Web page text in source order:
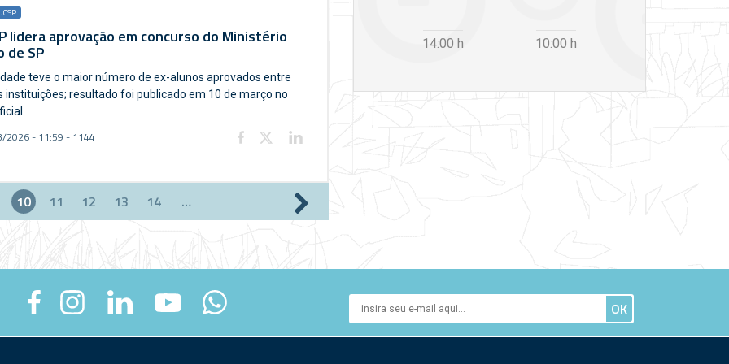
lidera aprovação em concurso do Ministério
de SP
teve o maior número de ex-alunos aprovados entre
instituições; resultado foi publicado em 10 de março no
2026 - 11:59 - 1144
10 11 12 13 14 …
17:00h 14:00 h 10:00 h